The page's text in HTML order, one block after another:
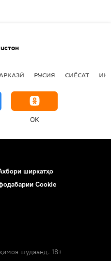
РУСИЯ СИЁСАТ
OK
ширкатҳо
Cookie
шудаанд. 18+